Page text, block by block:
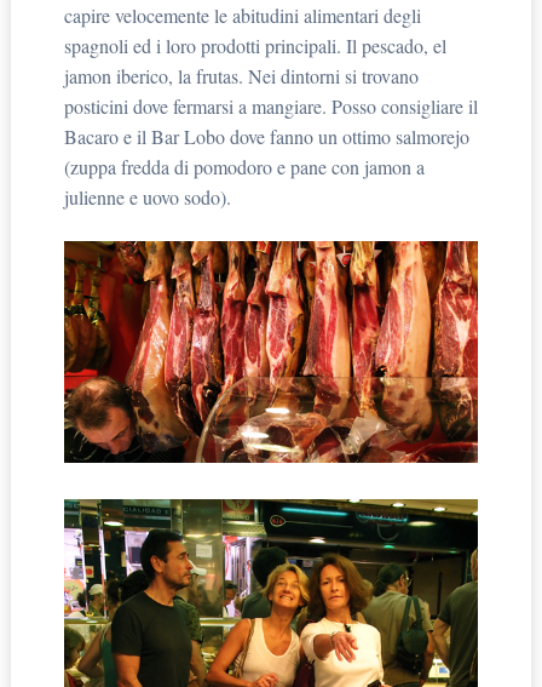
capire velocemente le abitudini alimentari degli
spagnoli ed i loro prodotti principali. Il pescado, el
jamon iberico, la frutas. Nei dintorni si trovano
posticini dove fermarsi a mangiare. Posso consigliare il
Bacaro e il Bar Lobo dove fanno un ottimo salmorejo
(zuppa fredda di pomodoro e pane con jamon a
julienne e uovo sodo).